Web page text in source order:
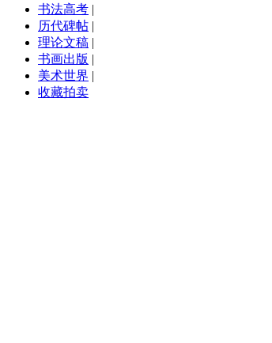
书法高考 |
历代碑帖 |
理论文稿 |
书画出版 |
美术世界 |
收藏拍卖